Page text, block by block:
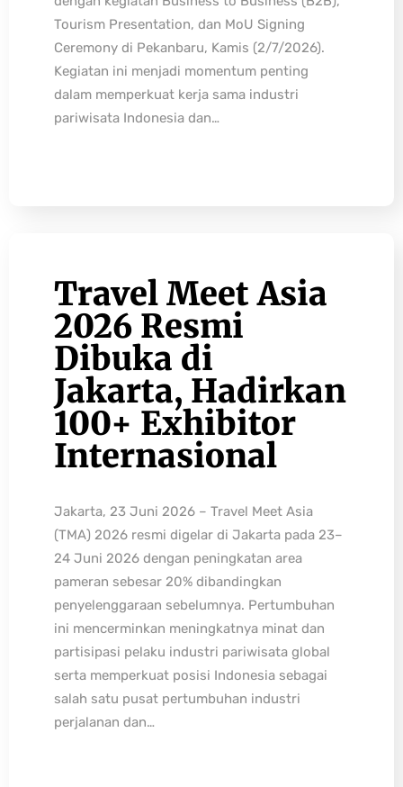
Tourism Presentation, dan MoU Signing
Ceremony di Pekanbaru, Kamis (2/7/2026).
Kegiatan ini menjadi momentum penting
dalam memperkuat kerja sama industri
pariwisata Indonesia dan…
Travel Meet Asia
2026 Resmi
Dibuka di
Jakarta, Hadirkan
100+ Exhibitor
Internasional
Jakarta, 23 Juni 2026 – Travel Meet Asia
(TMA) 2026 resmi digelar di Jakarta pada 23–
24 Juni 2026 dengan peningkatan area
pameran sebesar 20% dibandingkan
penyelenggaraan sebelumnya. Pertumbuhan
ini mencerminkan meningkatnya minat dan
partisipasi pelaku industri pariwisata global
serta memperkuat posisi Indonesia sebagai
salah satu pusat pertumbuhan industri
perjalanan dan…